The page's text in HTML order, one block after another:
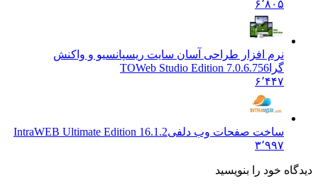
نرم افزار طراحی آسان سایت ریسپانسیو و واکنش
TOWeb Studio Edition 7.0.6.756
ساخت صفحات وب دلفیIntraWEB Ultimate Edition 16.1.2
خود را بنویسید